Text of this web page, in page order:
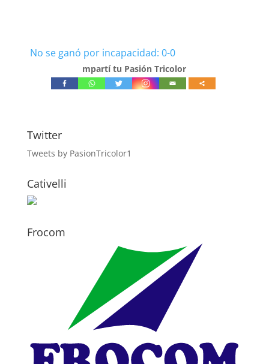
No se ganó por incapacidad: 0-0
mpartí tu Pasión Tricolor
Twitter
Tweets by PasionTricolor1
Cativelli
Frocom